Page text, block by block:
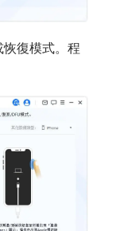
復模式。程